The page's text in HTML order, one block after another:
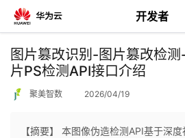
开发者
返
回
图片篡改识别-图片篡改检
片PS检测API接口介绍
聚美智数 2026/04/19
【摘要】 本图像伪造检测API基于深